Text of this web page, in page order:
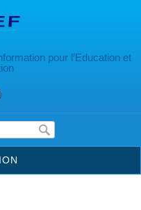
pour l’Education et